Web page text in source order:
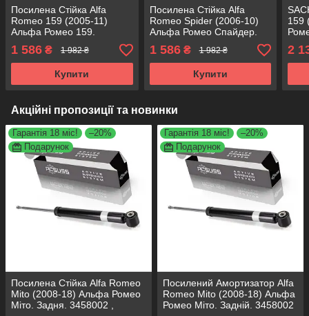
Посилена Стійка Alfa
Romeo 159 (2005-11)
Альфа Ромео 159.
Передня. 312379 , 341700
KOREA Аксусс!
1 586 ₴ 1 982 ₴
Купити
Посилена Стійка Alfa
Romeo Spider (2006-10)
Альфа Ромео Спайдер.
Передня. 312379 , 341700
KOREA Аксусс!
1 586₴ 1 982 ₴
Купити
159
2
Акційні пропозиції та новинки
Гарантія 18 міс!
–20%
Подарунок
Посилена Стійка Alfa Romeo
Mito (2008-18) Альфа Ромео
Міто. Задня. 3458002 ,
Гарантія 18 міс!
–20%
Подарунок
Посилений Амортизатор Alfa
Romeo Mito (2008-18) Альфа
Ромео Міто. Задній. 3458002